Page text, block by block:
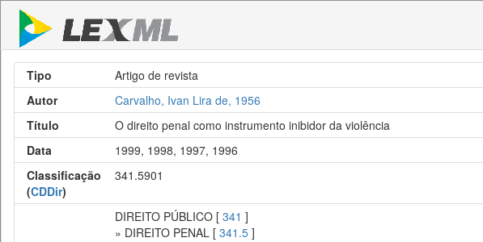
Tipo
Artigo de revista
Autor
Carvalho, Ivan Lira de, 1956
Título
O direito penal como instrumento inibidor da violência
Data
1999, 1998, 1997, 1996
Classificação
(CDDir)
341.5901
DIREITO PÚBLICO [ 341 ]
» DIREITO PENAL [ 341.5 ]